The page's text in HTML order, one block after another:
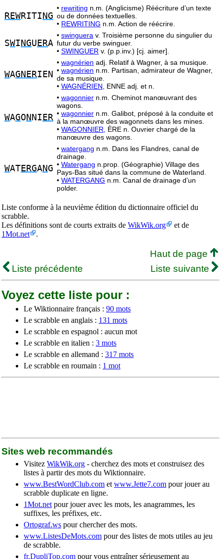
REWRITI NG
• rewriting n.m. (Anglicisme) Réécriture d’un texte
ou de données textuelles.
• REWRITING n.m. Action de réécrire.
SWI NGU ERA
• swinguera v. Troisième personne du singulier du
futur du verbe swinguer.
• SWINGUER v. (p.p.inv.) [cj. aimer].
WAGNERIEN
• wagnérien adj. Relatif à Wagner, à sa musique.
• wagnérien n.m. Partisan, admirateur de Wagner,
de sa musique.
• WAGNÉRIEN, ENNE adj. et n.
WAGO N NI ER
• wagonnier n.m. Cheminot manœuvrant des
wagons.
• wagonnier n.m. Galibot, préposé à la conduite et
à la manœuvre des wagonnets dans les mines.
• WAGONNIER,
ÈRE n. Ouvrier chargé de la
manœuvre des wagons.
WATERGANG
• watergang n.m. Dans les Flandres, canal de
drainage.
• Watergang n.prop. (Géographie) Village des
Pays-Bas situé dans la commune de Waterland.
• WATERGANG n.m. Canal de drainage d’un
polder.
Liste conforme à la neuvième édition du dictionnaire officiel du
scrabble.
Les définitions sont de courts extraits de WikWik.org
et de
1Mot.net
.
Haut de page
Liste précédente
Liste suivante
Voyez cette liste pour :
Le Wiktionnaire français : 90 mots
Le scrabble en anglais : 131 mots
Le scrabble en espagnol : aucun mot
Le scrabble en italien : 3 mots
Le scrabble en allemand : 317 mots
Le scrabble en roumain : 1 mot
Sites web recommandés
Visitez WikWik.org - cherchez des mots et construisez des
listes à partir des mots du Wiktionnaire.
www.BestWordClub.com et www.Jette7.com pour jouer au
scrabble duplicate en ligne.
1Mot.net pour jouer avec les mots, les anagrammes, les
suffixes, les préfixes, etc.
Ortograf.ws pour chercher des mots.
www.ListesDeMots.com pour des listes de mots utiles au jeu
de scrabble.
fr.DupliTop.com pour vous entraîner sérieusement au